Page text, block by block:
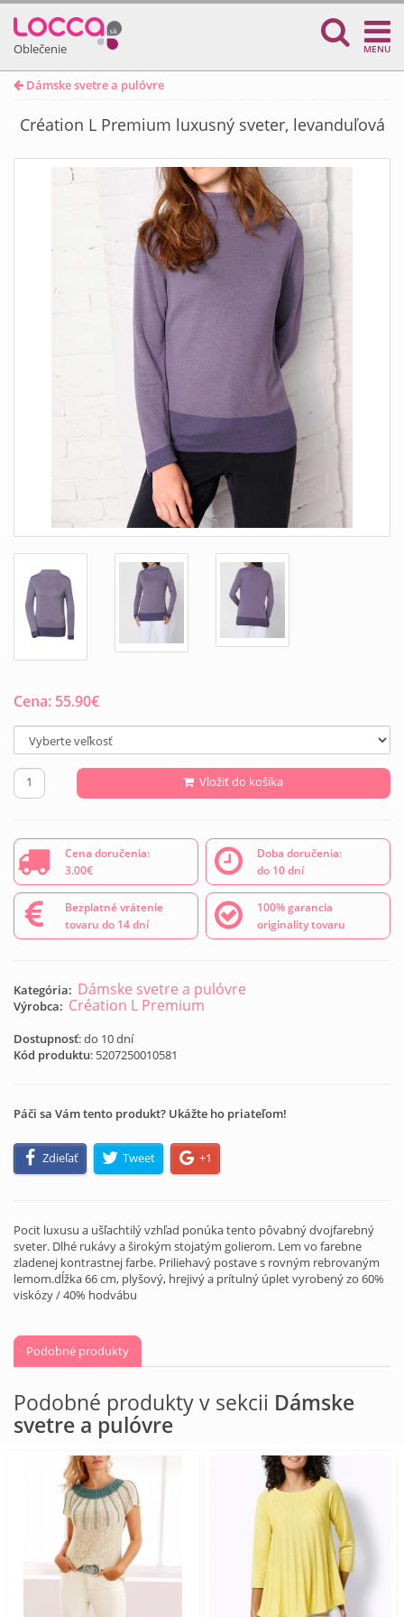
Oblečenie MENU
Dámske svetre a pulóvre
Création L Premium luxusný sveter, levanduľová
Cena: 55.90€
Vložiť do košíka
Cena doručenia:
3.00€
Doba doručenia:
do 10 dní
Bezplatné vrátenie
tovaru do 14 dní
100% garancia
originality tovaru
Kategória: Dámske svetre a pulóvre
Výrobca: Création L Premium
Dostupnosť: do 10 dní
Kód produktu: 5207250010581
Páči sa Vám tento produkt? Ukážte ho priateľom!
Zdieľať Tweet +1
Pocit luxusu a ušľachtilý vzhľad ponúka tento pôvabný dvojfarebný
sveter. Dlhé rukávy a širokým stojatým golierom. Lem vo farebne
zladenej kontrastnej farbe. Priliehavý postave s rovným rebrovaným
lemom.dĺžka 66 cm, plyšový, hrejivý a prítulný úplet vyrobený zo 60%
viskózy / 40% hodvábu
Podobné produkty
Podobné produkty v sekcii Dámske
svetre a pulóvre